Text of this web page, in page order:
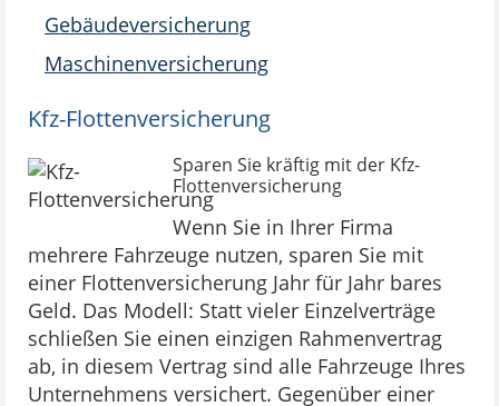
Gebäudeversicherung
Maschinenversicherung
Kfz-Flottenversicherung
Sparen Sie kräftig mit der Kfz-
Flottenversicherung
Wenn Sie in Ihrer Firma
mehrere Fahrzeuge nutzen, sparen Sie mit
einer Flottenversicherung Jahr für Jahr bares
Geld. Das Modell: Statt vieler Einzelverträge
schließen Sie einen einzigen Rahmenvertrag
ab, in diesem Vertrag sind alle Fahrzeuge Ihres
Unternehmens versichert. Gegenüber einer